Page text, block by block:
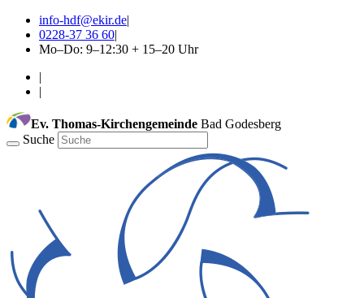
info-hdf@ekir.de|
0228-37 36 60|
Mo–Do: 9–12:30 + 15–20 Uhr
|
|
Ev. Thomas-Kirchengemeinde Bad Godesberg
Suche